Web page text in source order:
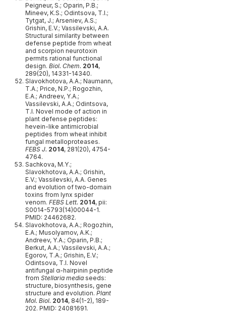
Peigneur, S.; Oparin, P.B.;
Mineev, K.S.; Odintsova, T.I.;
Tytgat, J.; Arseniev, A.S.;
Grishin, E.V.; Vassilevski, A.A.
Structural similarity between
defense peptide from wheat
and scorpion neurotoxin
permits rational functional
design. Biol. Chem. 2014,
289(20), 14331-14340.
Slavokhotova, A.A.; Naumann,
T.A.; Price, N.P.; Rogozhin,
E.A.; Andreev, Y.A.;
Vassilevski, A.A.; Odintsova,
T.I. Novel mode of action in
plant defense peptides:
hevein-like antimicrobial
peptides from wheat inhibit
fungal metalloproteases.
FEBS J. 2014, 281(20), 4754-
4764.
Sachkova, M.Y.;
Slavokhotova, A.A.; Grishin,
E.V.; Vassilevski, A.A. Genes
and evolution of two-domain
toxins from lynx spider
venom. FEBS Lett. 2014, pii:
S0014-5793(14)00044-1.
PMID: 24462682.
Slavokhotova, A.A.; Rogozhin,
E.A.; Musolyamov, A.K.;
Andreev, Y.A.; Oparin, P.B.;
Berkut, A.A.; Vassilevski, A.A.;
Egorov, T.A.; Grishin, E.V.;
Odintsova, T.I. Novel
antifungal α-hairpinin peptide
from Stellaria media seeds:
structure, biosynthesis, gene
structure and evolution. Plant
Mol. Biol. 2014, 84(1-2), 189-
202. PMID: 24081691.